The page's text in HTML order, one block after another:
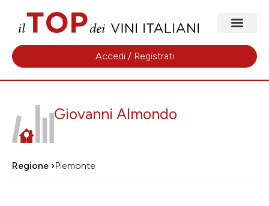
Accedi / Registrati
Giovanni Almondo
Regione ›Piemonte